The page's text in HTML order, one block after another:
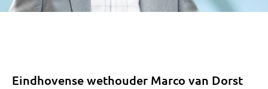
Eindhovense wethouder Marco van Dorst